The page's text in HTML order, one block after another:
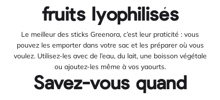
fruits lyophilisés
Le meilleur des sticks Greenora, c’est leur praticité : vous
pouvez les emporter dans votre sac et les préparer où vous
voulez. Utilisez-les avec de l’eau, du lait, une boisson végétale
ou ajoutez-les même à vos yaourts.
Savez-vous quand